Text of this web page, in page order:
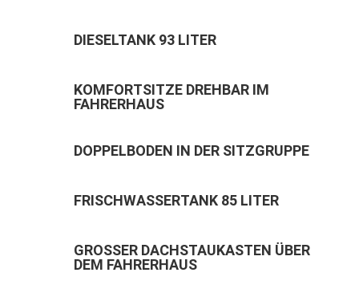
DIESELTANK 93 LITER
KOMFORTSITZE DREHBAR IM
FAHRERHAUS
DOPPELBODEN IN DER SITZGRUPPE
FRISCHWASSERTANK 85 LITER
GROSSER DACHSTAUKASTEN ÜBER
DEM FAHRERHAUS